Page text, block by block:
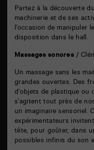
Partez à la découverte
machinerie et de ses
l’occasion de manipuler
disposition dans le hall.
Massages sonores /
Un massage sans les
grandes ouvertes. Des
d’objets de plastique ou
s’agitent tout près de
un imaginaire sensoriel.
expérimentateurs
tête, pour goûter, dans
possibles infinis du son